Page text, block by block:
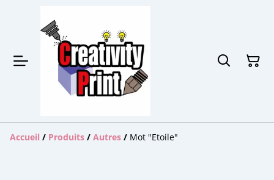
Accueil / Produits / Autres / Mot "Etoile"